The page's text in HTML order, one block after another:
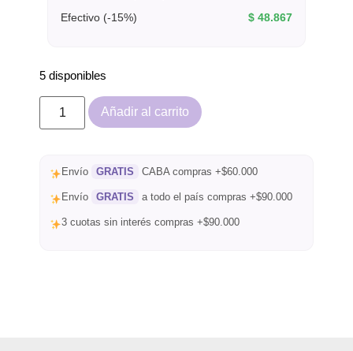
Efectivo (-15%)
$ 48.867
5 disponibles
Añadir al carrito
Envío GRATIS CABA compras +$60.000
Envío GRATIS a todo el país compras +$90.000
3 cuotas sin interés compras +$90.000